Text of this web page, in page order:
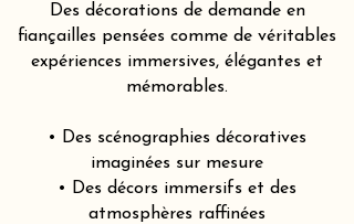
Des décorations de demande en
fiançailles pensées comme de véritables
expériences immersives, élégantes et
mémorables.
• Des scénographies décoratives
imaginées sur mesure
• Des décors immersifs et des
atmosphères raffinées